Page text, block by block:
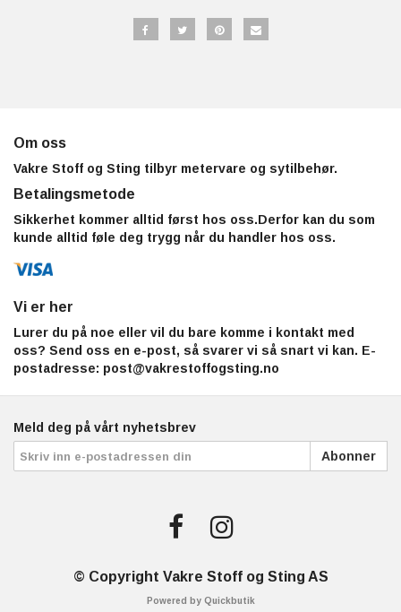
Om oss
Vakre Stoff og Sting tilbyr metervare og sytilbehør.
Betalingsmetode
Sikkerhet kommer alltid først hos oss.Derfor kan du som
kunde alltid føle deg trygg når du handler hos oss.
Vi er her
Lurer du på noe eller vil du bare komme i kontakt med
oss? Send oss en e-post, så svarer vi så snart vi kan. E-
postadresse: post@vakrestoffogsting.no
Meld deg på vårt nyhetsbrev
Abonner
© Copyright Vakre Stoff og Sting AS
Powered by Quickbutik